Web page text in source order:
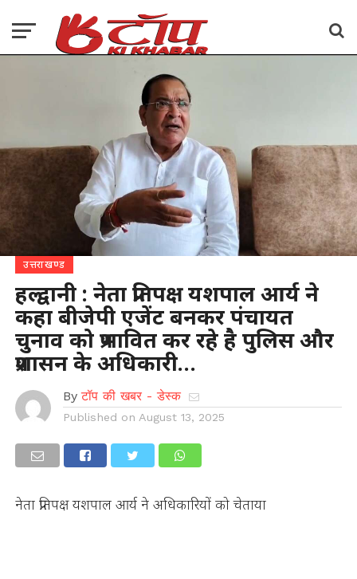
उत्तराखण्ड
हल्द्वानी : नेता प्रतिपक्ष यशपाल आर्य ने
कहा बीजेपी एजेंट बनकर पंचायत
चुनाव को प्रभावित कर रहे है पुलिस और
प्रशासन के अधिकारी…
By टॉप की खबर - डेस्क
Published on August 13, 2025
नेता प्रतिपक्ष यशपाल आर्य ने अधिकारियों को चेताया